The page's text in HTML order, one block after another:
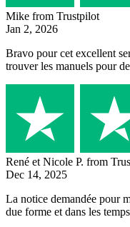
Mike from Trustpilot
Jan 2, 2026
Bravo pour cet excellent
trouver les manuels pour
René et Nicole P. from
Dec 14, 2025
La notice demandée pour
due forme et dans les